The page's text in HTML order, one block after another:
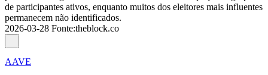
de participantes ativos, enquanto muitos dos eleitores mais influentes
permanecem não identificados.
2026-03-28 Fonte:theblock.co
AAVE